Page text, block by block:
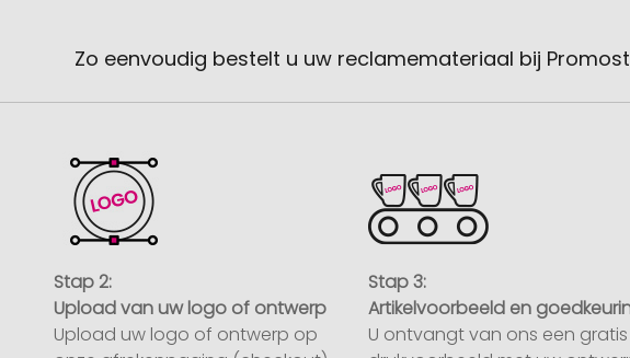
Zo eenvoudig bestelt u uw reclamemateriaal bij
Stap 2:
Upload van uw logo of ontwerp
Upload uw logo of ontwerp op
Stap 3:
Artikelvoorbeeld en
U ontvangt van ons een gratis